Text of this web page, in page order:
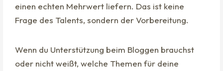
einen echten Mehrwert liefern. Das ist keine
Frage des Talents, sondern der Vorbereitung.
Wenn du Unterstützung beim Bloggen brauchst
oder nicht weißt, welche Themen für deine